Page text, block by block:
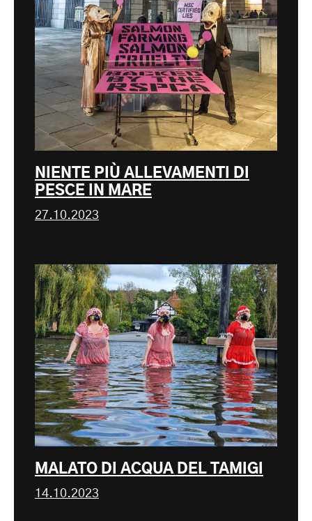
NIENTE PIÙ ALLEVAMENTI DI
PESCE IN MARE
27.10.2023
MALATO DI ACQUA DEL TAMIGI
14.10.2023